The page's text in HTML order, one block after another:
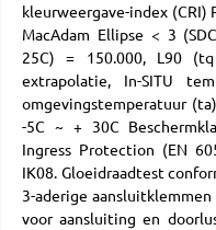
kleurweergave-index (CRI)
MacAdam Ellipse < 3
25C) = 150.000, L90
extrapolatie, In-SITU
omgevingstemperatuur
-5C ~ + 30C
Ingress Protection (EN
IK08. Gloeidraadtest
3-aderige
voor aansluiting en